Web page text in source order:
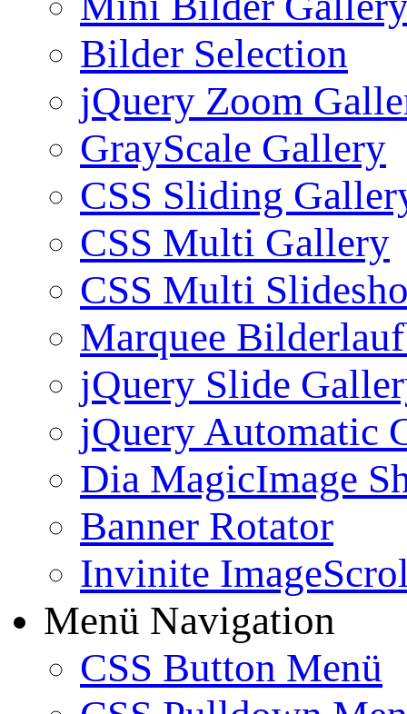
Bilder Selection
jQuery Zoom
GrayScale Gallery
CSS Sliding
CSS Multi Gallery
CSS Multi
Marquee
jQuery Slide
jQuery Automatic
Dia MagicImage
Banner Rotator
Invinite
Menü Navigation
CSS Button Menü